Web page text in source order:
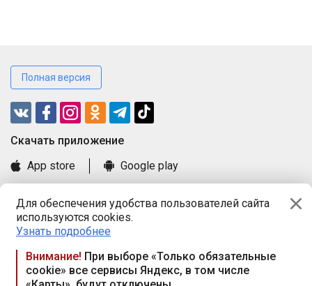
Для обеспечения удобства пользователей сайта
используются cookies.
Узнать подробнее
Внимание! При выборе «Только обязательные
cookie» все сервисы Яндекс, в том числе
Полная версия
Cкачать приложение
App store
Google play
Книга замечаний и предложений
Правила и документы
Praca.by © 2000—2026, ООО «ПРАЦА БАЙ»
Республика Беларусь, 220114, г. Минск, пр-т Независимости
117а, пом. № 9.